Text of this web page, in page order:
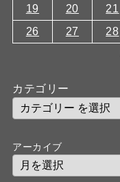
19
20 21
26
27 28
カテゴリー
アーカイブ